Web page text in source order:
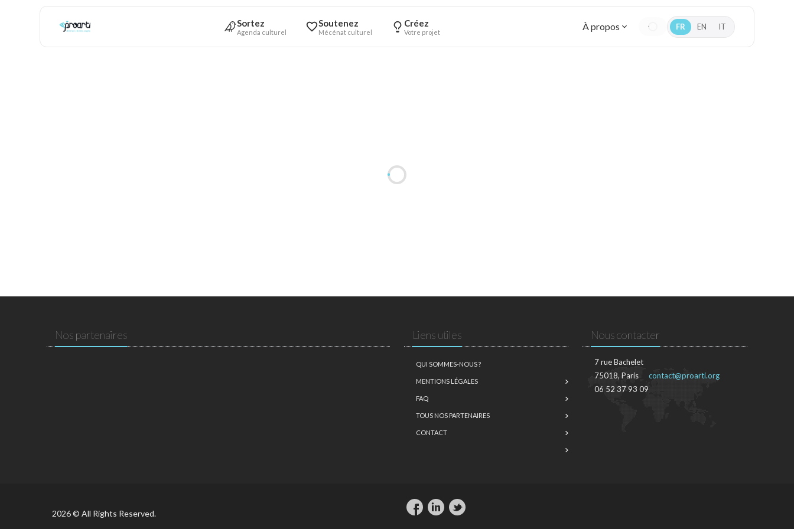
Sortez
Agenda culturel
Soutenez
Mécénat culturel
Créez
Votre projet À propos FR EN IT
Nos partenaires Liens utiles
QUI SOMMES-NOUS ?
MENTIONS LÉGALES
FAQ
TOUS NOS PARTENAIRES
CONTACT
Nous contacter
7 rue Bachelet
75018, Paris
06 52 37 93 09
contact@proarti.org
2026 © All Rights Reserved.